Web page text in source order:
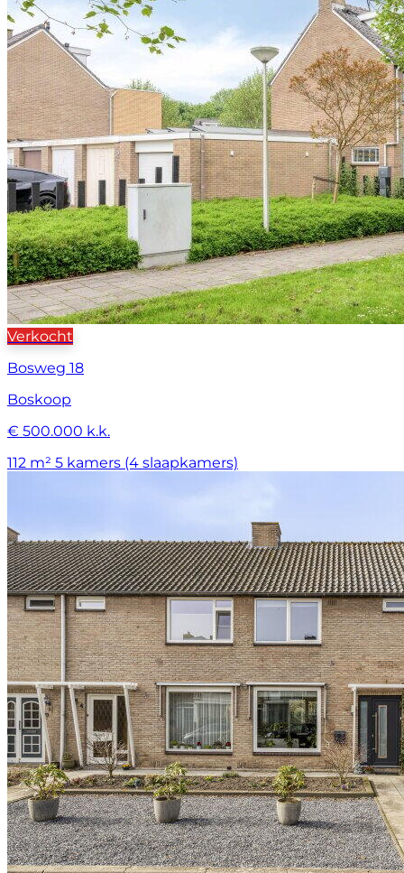
Verkocht
Bosweg 18
Boskoop
€ 500.000 k.k.
112 m² 5 kamers (4 slaapkamers)